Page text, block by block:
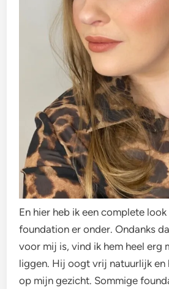
En hier heb ik een complete
foundation er onder. Ondanks
voor mij is, vind ik hem heel erg
liggen. Hij oogt vrij natuurlijk en
op mijn gezicht. Sommige